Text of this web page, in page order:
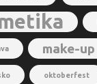
make-up
oktoberfest